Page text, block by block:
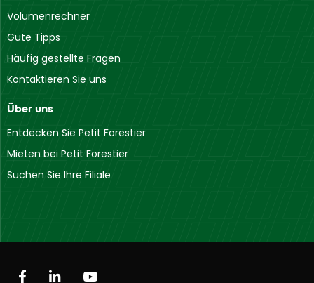
Volumenrechner
Gute Tipps
Häufig gestellte Fragen
Kontaktieren Sie uns
Über uns
Entdecken Sie Petit Forestier
Mieten bei Petit Forestier
Suchen Sie Ihre Filiale